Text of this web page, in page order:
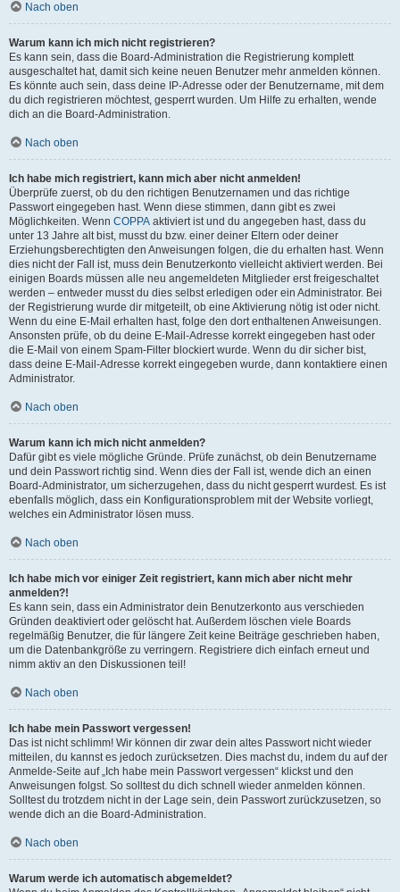
Nach oben
Warum kann ich mich nicht registrieren?
Es kann sein, dass die Board-Administration die Registrierung komplett
ausgeschaltet hat, damit sich keine neuen Benutzer mehr anmelden können.
Es könnte auch sein, dass deine IP-Adresse oder der Benutzername, mit dem
du dich registrieren möchtest, gesperrt wurden. Um Hilfe zu erhalten, wende
dich an die Board-Administration.
Nach oben
Ich habe mich registriert, kann mich aber nicht anmelden!
Überprüfe zuerst, ob du den richtigen Benutzernamen und das richtige
Passwort eingegeben hast. Wenn diese stimmen, dann gibt es zwei
Möglichkeiten. Wenn COPPA aktiviert ist und du angegeben hast, dass du
unter 13 Jahre alt bist, musst du bzw. einer deiner Eltern oder deiner
Erziehungsberechtigten den Anweisungen folgen, die du erhalten hast. Wenn
dies nicht der Fall ist, muss dein Benutzerkonto vielleicht aktiviert werden. Bei
einigen Boards müssen alle neu angemeldeten Mitglieder erst freigeschaltet
werden – entweder musst du dies selbst erledigen oder ein Administrator. Bei
der Registrierung wurde dir mitgeteilt, ob eine Aktivierung nötig ist oder nicht.
Wenn du eine E-Mail erhalten hast, folge den dort enthaltenen Anweisungen.
Ansonsten prüfe, ob du deine E-Mail-Adresse korrekt eingegeben hast oder
die E-Mail von einem Spam-Filter blockiert wurde. Wenn du dir sicher bist,
dass deine E-Mail-Adresse korrekt eingegeben wurde, dann kontaktiere einen
Administrator.
Nach oben
Warum kann ich mich nicht anmelden?
Dafür gibt es viele mögliche Gründe. Prüfe zunächst, ob dein Benutzername
und dein Passwort richtig sind. Wenn dies der Fall ist, wende dich an einen
Board-Administrator, um sicherzugehen, dass du nicht gesperrt wurdest. Es ist
ebenfalls möglich, dass ein Konfigurationsproblem mit der Website vorliegt,
welches ein Administrator lösen muss.
Nach oben
Ich habe mich vor einiger Zeit registriert, kann mich aber nicht mehr
anmelden?!
Es kann sein, dass ein Administrator dein Benutzerkonto aus verschieden
Gründen deaktiviert oder gelöscht hat. Außerdem löschen viele Boards
regelmäßig Benutzer, die für längere Zeit keine Beiträge geschrieben haben,
um die Datenbankgröße zu verringern. Registriere dich einfach erneut und
nimm aktiv an den Diskussionen teil!
Nach oben
Ich habe mein Passwort vergessen!
Das ist nicht schlimm! Wir können dir zwar dein altes Passwort nicht wieder
mitteilen, du kannst es jedoch zurücksetzen. Dies machst du, indem du auf der
Anmelde-Seite auf „Ich habe mein Passwort vergessen“ klickst und den
Anweisungen folgst. So solltest du dich schnell wieder anmelden können.
Solltest du trotzdem nicht in der Lage sein, dein Passwort zurückzusetzen, so
wende dich an die Board-Administration.
Nach oben
Warum werde ich automatisch abgemeldet?